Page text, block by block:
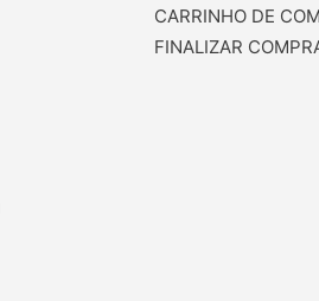
CARRINHO DE
FINALIZAR